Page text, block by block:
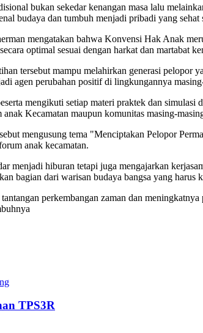
bukan sekedar kenangan masa lalu
budaya dan tumbuh menjadi pribadi yang
mengatakan bahwa Konvensi Hak Anak
optimal sesuai dengan harkat dan martabat
tersebut mampu melahirkan generasi pelopor
agen perubahan positif di lingkungannya
mengikuti setiap materi praktek dan
Kecamatan maupun komunitas masing-
mengusung tema "Menciptakan Pelopor
anak kecamatan.
menjadi hiburan tetapi juga mengajarkan
bagian dari warisan budaya bangsa yang
perkembangan zaman dan
TPS3R